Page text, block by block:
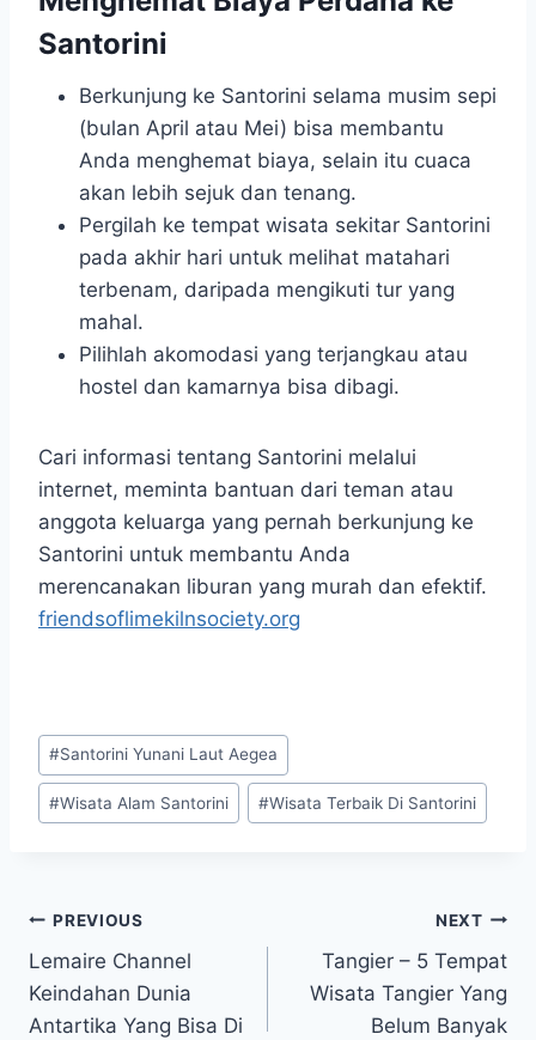
Santorini
Berkunjung ke Santorini selama musim sepi
(bulan April atau Mei) bisa membantu
Anda menghemat biaya, selain itu cuaca
akan lebih sejuk dan tenang.
Pergilah ke tempat wisata sekitar Santorini
pada akhir hari untuk melihat matahari
terbenam, daripada mengikuti tur yang
mahal.
Pilihlah akomodasi yang terjangkau atau
hostel dan kamarnya bisa dibagi.
Cari informasi tentang Santorini melalui
internet, meminta bantuan dari teman atau
anggota keluarga yang pernah berkunjung ke
Santorini untuk membantu Anda
merencanakan liburan yang murah dan efektif.
friendsoflimekilnsociety.org
Post
Tags:
#Santorini Yunani Laut Aegea
#Wisata Alam Santorini #Wisata Terbaik Di Santorini
Post
navigation
PREVIOUS
Lemaire Channel
Keindahan Dunia
Antartika Yang Bisa Di
NEXT
Tangier – 5 Tempat
Wisata Tangier Yang
Belum Banyak